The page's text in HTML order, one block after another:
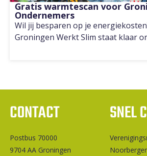
Gratis warmtescan voor
Ondernemers
Wil jij besparen op je
Groningen Werkt Slim staat klaar
CONTACT
Postbus 70000
9704 AA Groningen
SNEL